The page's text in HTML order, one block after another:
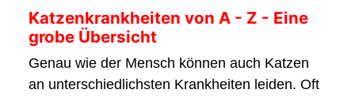
Katzenkrankheiten von A - Z - Eine
grobe Übersicht
Genau wie der Mensch können auch Katzen
an unterschiedlichsten Krankheiten leiden. Oft